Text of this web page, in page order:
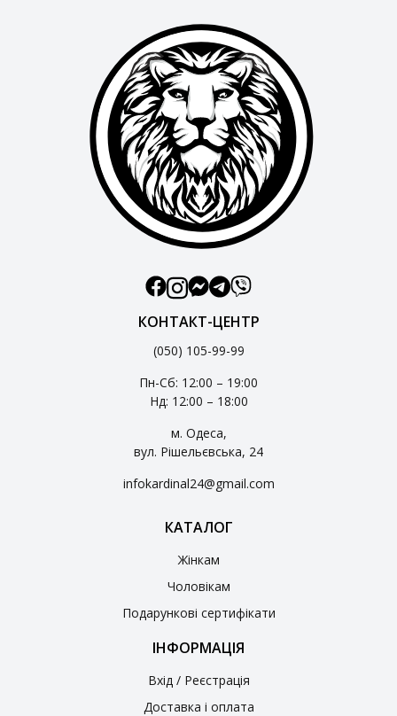
КОНТАКТ-ЦЕНТР
(050) 105-99-99
Пн-Сб: 12:00 – 19:00
Нд: 12:00 – 18:00
м. Одеса,
вул. Рішельєвська, 24
infokardinal24@gmail.com
КАТАЛОГ
Жінкам
Чоловікам
Подарункові сертифікати
ІНФОРМАЦІЯ
Вхід / Реєстрація
Доставка і оплата